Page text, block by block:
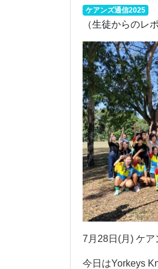
ケアンズ通信2025
（生徒からのレ
7月28日(月) ケア
今日はYorkeys